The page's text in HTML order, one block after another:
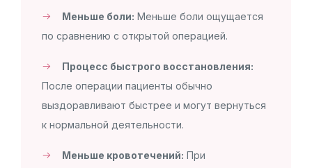
Меньше боли: Меньше боли ощущается
по сравнению с открытой операцией.
Процесс быстрого восстановления:
После операции пациенты обычно
выздоравливают быстрее и могут вернуться
к нормальной деятельности.
Меньше кровотечений: При